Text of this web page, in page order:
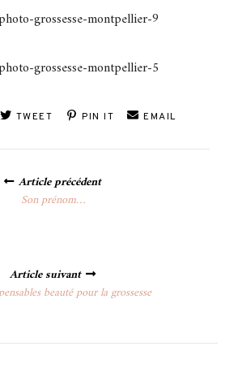
TWEET PIN IT EMAIL
Article précédent
Son prénom…
Article suivant
beauté pour la grossesse